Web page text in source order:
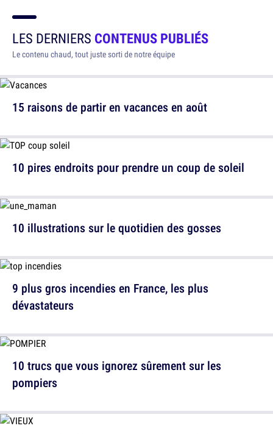
LES DERNIERS CONTENUS PUBLIÉS
Le contenu chaud, tout juste sorti de notre équipe
15 raisons de partir en vacances en août
10 illustrations sur le quotidien des gosses
10 trucs que vous ignorez sûrement sur les
pompiers
10 pires endroits pour prendre un coup de soleil
9 plus gros incendies en France, les plus
dévastateurs